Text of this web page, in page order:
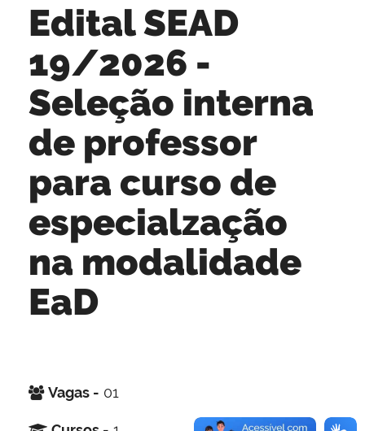
Edital SEAD
19/2026 -
Seleção interna
de professor
para curso de
especialzação
na modalidade
EaD
Vagas - 01